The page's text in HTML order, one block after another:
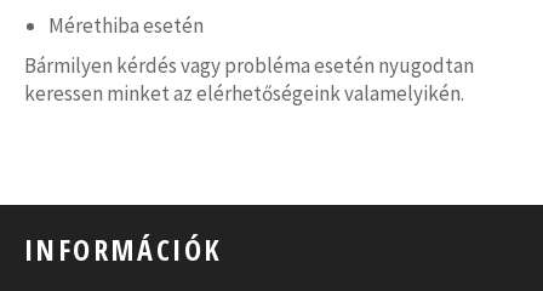
Mérethiba esetén
Bármilyen kérdés vagy probléma esetén nyugodtan
keressen minket az elérhetőségeink valamelyikén.
INFORMÁCIÓK